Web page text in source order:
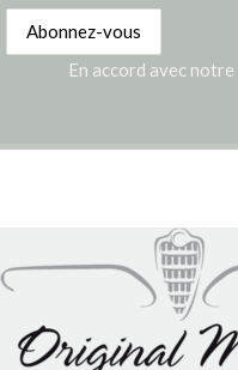
En accord avec notre